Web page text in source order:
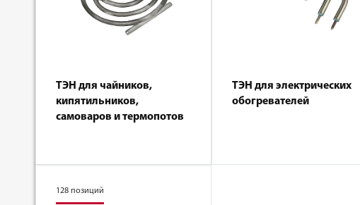
ТЭН для чайников,
кипятильников,
самоваров и термопотов
ТЭН для электрических
обогревателей
128 позиций